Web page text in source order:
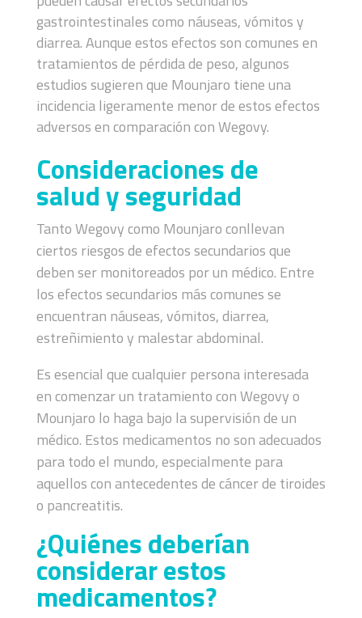
gastrointestinales como náuseas, vómitos y
diarrea. Aunque estos efectos son comunes en
tratamientos de pérdida de peso, algunos
estudios sugieren que Mounjaro tiene una
incidencia ligeramente menor de estos efectos
adversos en comparación con Wegovy.
Consideraciones de
salud y seguridad
Tanto Wegovy como Mounjaro conllevan
ciertos riesgos de efectos secundarios que
deben ser monitoreados por un médico. Entre
los efectos secundarios más comunes se
encuentran náuseas, vómitos, diarrea,
estreñimiento y malestar abdominal​.
Es esencial que cualquier persona interesada
en comenzar un tratamiento con Wegovy o
Mounjaro lo haga bajo la supervisión de un
médico. Estos medicamentos no son adecuados
para todo el mundo, especialmente para
aquellos con antecedentes de cáncer de tiroides
o pancreatitis.
¿Quiénes deberían
considerar estos
medicamentos?